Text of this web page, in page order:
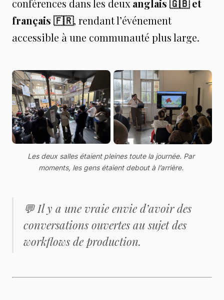
conférences dans les deux anglais 🇬🇧 et
français 🇫🇷, rendant l’événement
accessible à une communauté plus large.
Les deux salles étaient pleines toute la journée. Par
moments, les gens étaient debout à l’arrière.
💬 Il y a une vraie envie d’avoir des
conversations ouvertes au sujet des
workflows de production.